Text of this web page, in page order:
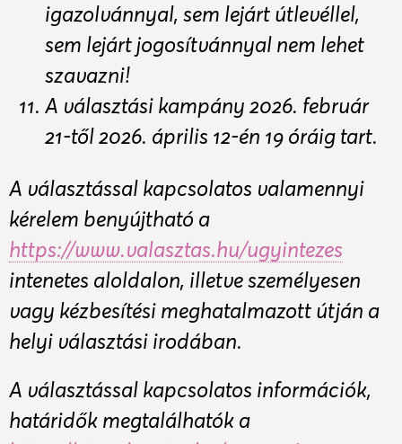
igazolvánnyal, sem lejárt útlevéllel,
sem lejárt jogosítvánnyal nem lehet
szavazni!
A választási kampány 2026. február
21-től 2026. április 12-én 19 óráig tart.
A választással kapcsolatos valamennyi
kérelem benyújtható a
https://www.valasztas.hu/ugyintezes
intenetes aloldalon, illetve személyesen
vagy kézbesítési meghatalmazott útján a
helyi választási irodában.
A választással kapcsolatos információk,
határidők megtalálhatók a